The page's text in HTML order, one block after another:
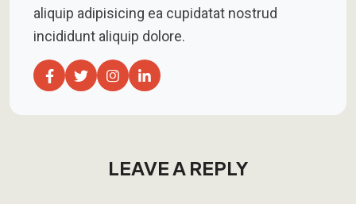
aliquip adipisicing ea cupidatat nostrud
incididunt aliquip dolore.
LEAVE A REPLY